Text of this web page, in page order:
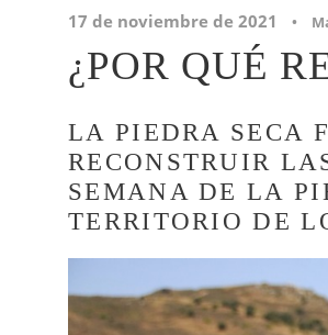
17 de noviembre de 2021 •
¿POR QUÉ
LA PIEDRA SECA
RECONSTRUIR
SEMANA DE LA
TERRITORIO DE